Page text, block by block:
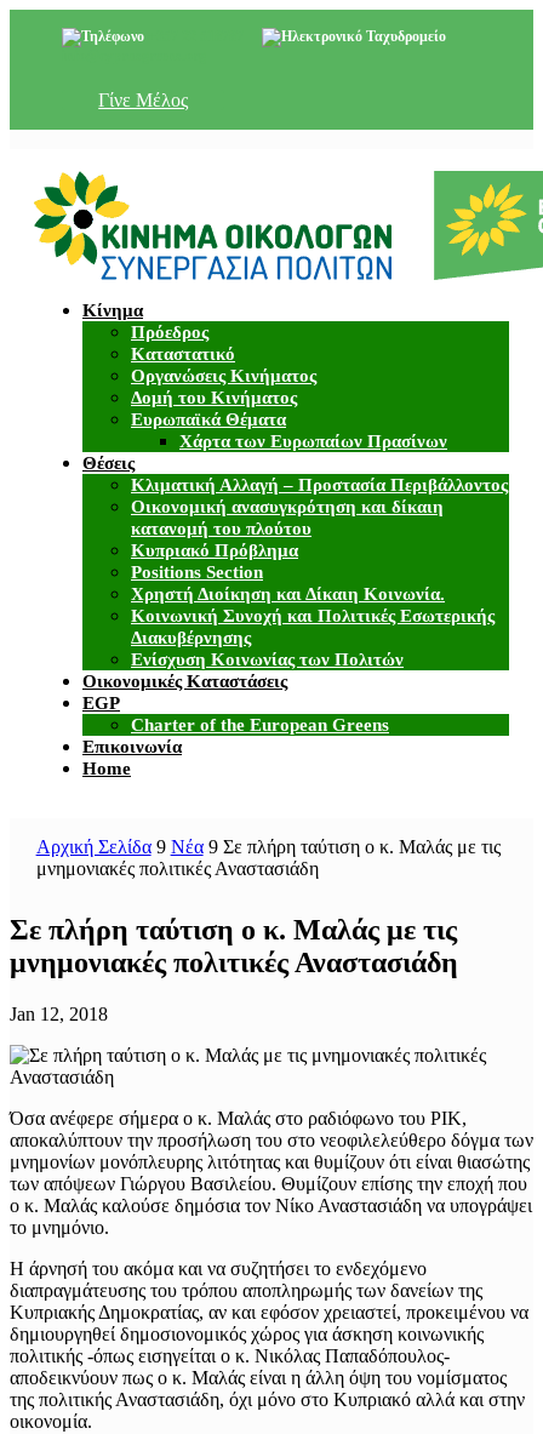
Γίνε Μέλος
Κίνημα
Πρόεδρος
Καταστατικό
Οργανώσεις Κινήματος
Δομή του Κινήματος
Ευρωπαϊκά Θέματα
Χάρτα των Ευρωπαίων Πρασίνων
Θέσεις
Κλιματική Αλλαγή – Προστασία Περιβάλλοντος
Οικονομική ανασυγκρότηση και δίκαιη
κατανομή του πλούτου
Κυπριακό Πρόβλημα
Positions Section
Χρηστή Διοίκηση και Δίκαιη Κοινωνία.
Κοινωνική Συνοχή και Πολιτικές Εσωτερικής
Διακυβέρνησης
Ενίσχυση Κοινωνίας των Πολιτών
Οικονομικές Καταστάσεις
EGP
Charter of the European Greens
Επικοινωνία
Home
Αρχική Σελίδα 9 Νέα 9 Σε πλήρη ταύτιση ο κ. Μαλάς με τις
μνημονιακές πολιτικές Αναστασιάδη
Σε πλήρη ταύτιση ο κ. Μαλάς με τις
μνημονιακές πολιτικές Αναστασιάδη
Jan 12, 2018
Όσα ανέφερε σήμερα ο κ. Μαλάς στο ραδιόφωνο του ΡΙΚ,
αποκαλύπτουν την προσήλωση του στο νεοφιλελεύθερο δόγμα των
μνημονίων μονόπλευρης λιτότητας και θυμίζουν ότι είναι θιασώτης
των απόψεων Γιώργου Βασιλείου. Θυμίζουν επίσης την εποχή που
ο κ. Μαλάς καλούσε δημόσια τον Νίκο Αναστασιάδη να υπογράψει
το μνημόνιο.
Η άρνησή του ακόμα και να συζητήσει το ενδεχόμενο
διαπραγμάτευσης του τρόπου αποπληρωμής των δανείων της
Κυπριακής Δημοκρατίας, αν και εφόσον χρειαστεί, προκειμένου να
δημιουργηθεί δημοσιονομικός χώρος για άσκηση κοινωνικής
πολιτικής -όπως εισηγείται ο κ. Νικόλας Παπαδόπουλος-
αποδεικνύουν πως ο κ. Μαλάς είναι η άλλη όψη του νομίσματος
της πολιτικής Αναστασιάδη, όχι μόνο στο Κυπριακό αλλά και στην
οικονομία.